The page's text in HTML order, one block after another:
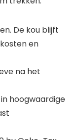
De kou blijft
en
na het
hoogwaardige